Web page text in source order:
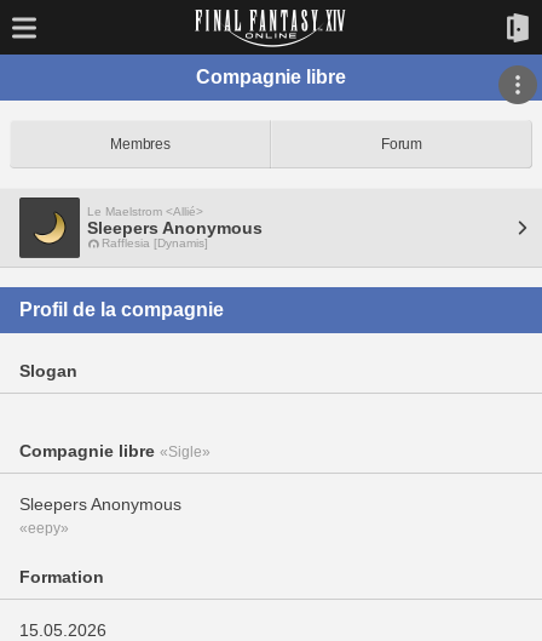
Compagnie libre
Membres Forum
Le Maelstrom <Allié>
Sleepers Anonymous
Rafflesia [Dynamis]
Profil de la compagnie
Slogan
Compagnie libre «Sigle»
Sleepers Anonymous
«eepy»
Formation
15.05.2026